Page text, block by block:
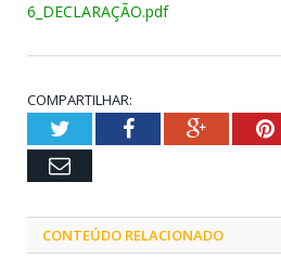
6_DECLARAÇÃO.pdf
COMPARTILHAR:
TwitterFacebookGoogle+
Email
CONTEÚDO RELACIONADO